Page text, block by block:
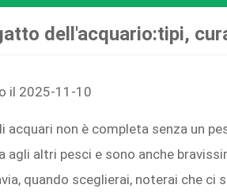
dell'acquario:tipi,
il 2025-11-10
acquari non è completa senza un
agli altri pesci e sono anche
quando sceglierai, noterai che ci